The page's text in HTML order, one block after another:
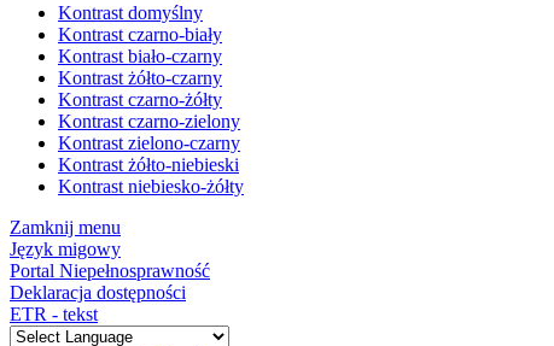
Kontrast domyślny
Kontrast czarno-biały
Kontrast biało-czarny
Kontrast żółto-czarny
Kontrast czarno-żółty
Kontrast czarno-zielony
Kontrast zielono-czarny
Kontrast żółto-niebieski
Kontrast niebiesko-żółty
Zamknij menu
Język migowy
Portal Niepełnosprawność
Deklaracja dostępności
ETR - tekst